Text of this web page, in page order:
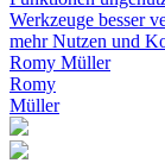
Werkzeuge besser
mehr Nutzen und
Romy Müller
Romy
Müller